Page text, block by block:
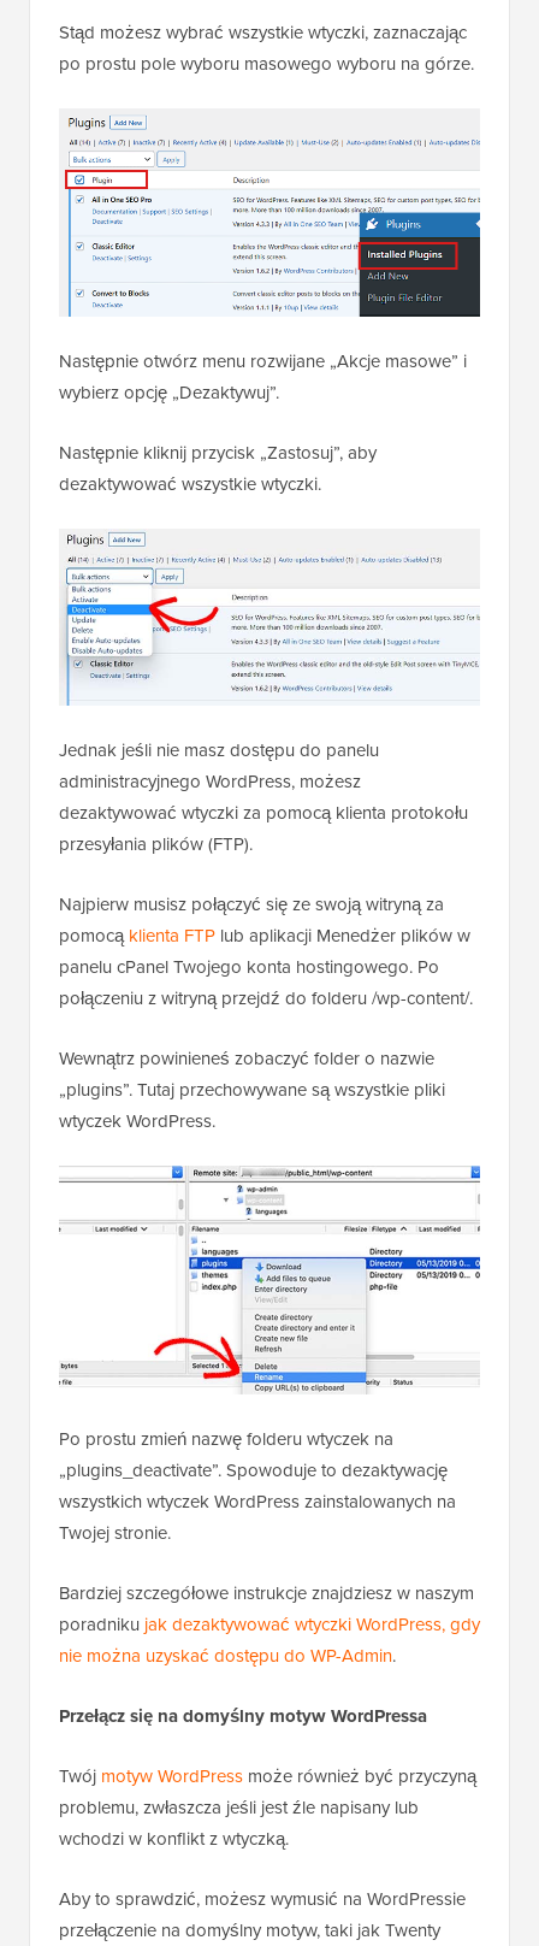
Stąd możesz wybrać wszystkie wtyczki, zaznaczając
po prostu pole wyboru masowego wyboru na górze.
Następnie otwórz menu rozwijane „Akcje masowe” i
wybierz opcję „Dezaktywuj”.
Następnie kliknij przycisk „Zastosuj”, aby
dezaktywować wszystkie wtyczki.
Jednak jeśli nie masz dostępu do panelu
administracyjnego WordPress, możesz
dezaktywować wtyczki za pomocą klienta protokołu
przesyłania plików (FTP).
Najpierw musisz połączyć się ze swoją witryną za
pomocąklienta FTP lub aplikacji Menedżer plików w
panelu cPanel Twojego konta hostingowego. Po
połączeniu z witryną przejdź do folderu /wp-content/.
Wewnątrz powinieneś zobaczyć folder o nazwie
„plugins”. Tutaj przechowywane są wszystkie pliki
wtyczek WordPress.
Po prostu zmień nazwę folderu wtyczek na
„plugins_deactivate”. Spowoduje to dezaktywację
wszystkich wtyczek WordPress zainstalowanych na
Twojej stronie.
Bardziej szczegółowe instrukcje znajdziesz w naszym
poradniku jak dezaktywować wtyczki WordPress, gdy
nie można uzyskać dostępu do WP-Admin.
Przełącz się na domyślny motyw WordPressa
Twój motyw WordPress może również być przyczyną
problemu, zwłaszcza jeśli jest źle napisany lub
wchodzi w konflikt z wtyczką.
Aby to sprawdzić, możesz wymusić na WordPressie
przełączenie na domyślny motyw, taki jak Twenty